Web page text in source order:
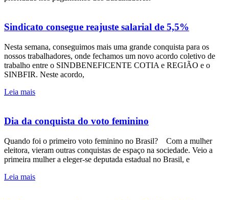
Sindicato consegue reajuste salarial de 5,5%
Nesta semana, conseguimos mais uma grande conquista para os
nossos trabalhadores, onde fechamos um novo acordo coletivo de
trabalho entre o SINDBENEFICENTE COTIA e REGIÃO e o
SINBFIR. Neste acordo,
Leia mais
Dia da conquista do voto feminino
Quando foi o primeiro voto feminino no Brasil?⠀ Com a mulher
eleitora, vieram outras conquistas de espaço na sociedade. Veio a
primeira mulher a eleger-se deputada estadual no Brasil, e
Leia mais